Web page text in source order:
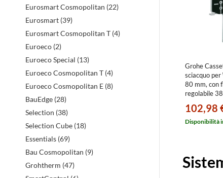
Eurosmart Cosmopolitan (22)
Eurosmart (39)
Eurosmart Cosmopolitan T (4)
Euroeco (2)
Euroeco Special (13)
Euroeco Cosmopolitan T (4)
Euroeco Cosmopolitan E (8)
BauEdge (28)
Selection (38)
Selection Cube (18)
Essentials (69)
Bau Cosmopolitan (9)
Grohtherm (47)
Grohe
sciacquo per
80 mm, con
regolabile
102,98
Disponibilità